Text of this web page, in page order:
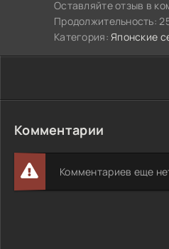
Оставляйте отзыв в
Продолжительность:
Категория:Японские
Комментарии
Комментариев еще